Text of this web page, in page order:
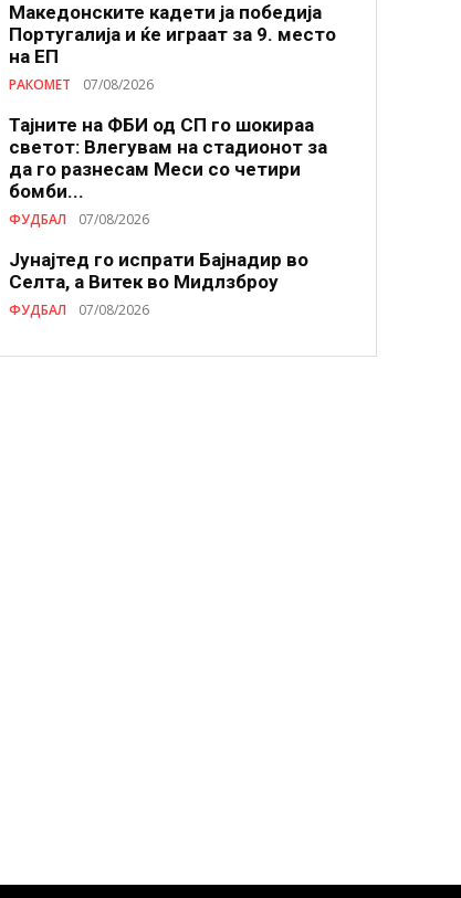
Македонските кадети ја победија
Португалија и ќе играат за 9. место
на ЕП
РАКОМЕТ 07/08/2026
Тајните на ФБИ од СП го шокираа
светот: Влегувам на стадионот за
да го разнесам Меси со четири
бомби...
ФУДБАЛ 07/08/2026
Јунајтед го испрати Бајнадир во
Селта, а Витек во Мидлзброу
ФУДБАЛ 07/08/2026